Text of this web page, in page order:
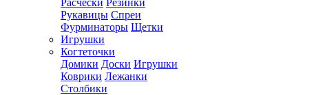
Расчески Резинки
Рукавицы Спреи
Фурминаторы Щетки
Игрушки
Когтеточки
Домики Доски Игрушки
Коврики Лежанки
Столбики